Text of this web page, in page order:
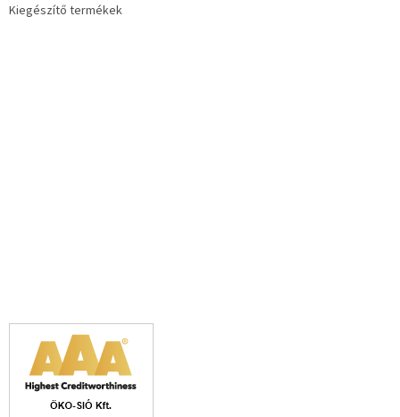
Kiegészítő termékek